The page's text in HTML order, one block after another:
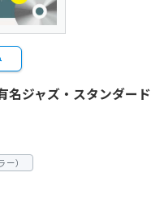
ジャズ・スタンダード
）